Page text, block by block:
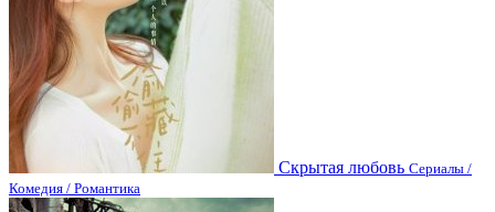
Скрытая любовь Сериалы /
Комедия / Романтика